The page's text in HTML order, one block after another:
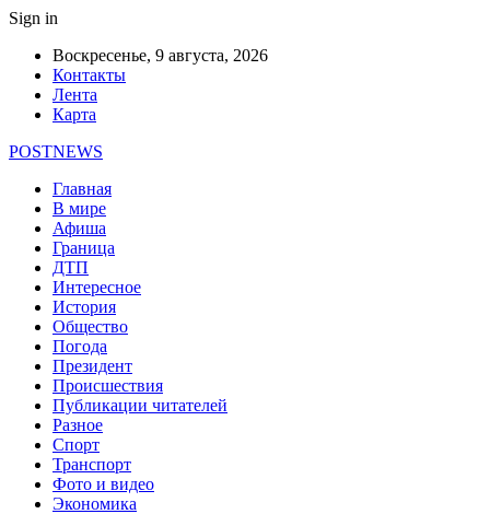
Sign in
Воскресенье, 9 августа, 2026
Контакты
Лента
Карта
POSTNEWS
Главная
В мире
Афиша
Граница
ДТП
Интересное
История
Общество
Погода
Президент
Происшествия
Публикации читателей
Разное
Спорт
Транспорт
Фото и видео
Экономика